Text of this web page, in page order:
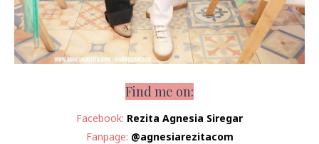
Find me on:
Facebook: Rezita Agnesia Siregar
Fanpage: @agnesiarezitacom